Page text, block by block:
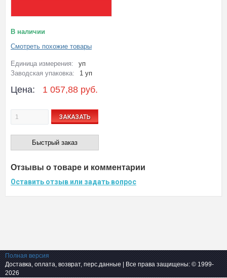
В наличии
Смотреть похожие товары
Единица измерения:
уп
Заводская упаковка:
1 уп
Цена: 1 057,88 руб.
ЗАКАЗАТЬ
Быстрый заказ
Отзывы о товаре и комментарии
Оставить отзыв или задать вопрос
Полная версия
Доставка, оплата, возврат, перс.данные | Все права защищены: © 1999-
2026